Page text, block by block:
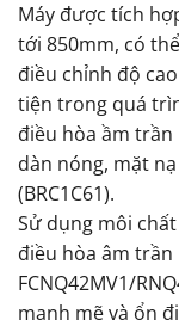
Máy được tích
tới 850mm, có
điều chỉnh độ
tiện trong quá
điều hòa ầm trần
dàn nóng, mặt
(BRC1C61).
Sử dụng môi
điều hòa âm trần
FCNQ42MV1/
mạnh mẽ và ổn